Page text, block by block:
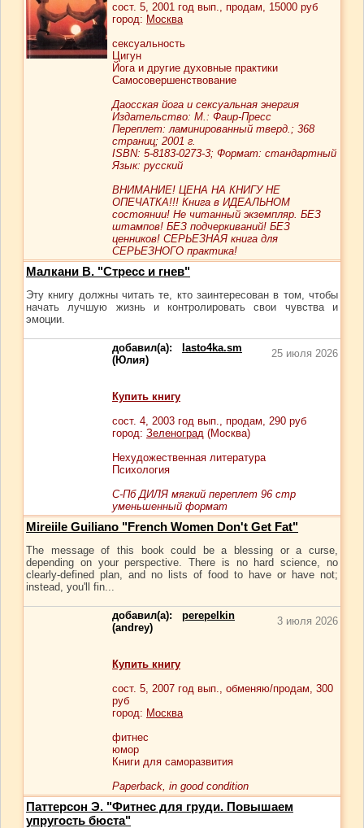
сост. 5, 2001 год вып., продам, 15000 руб
город: Москва
сексуальность
Цигун
Йога и другие духовные практики
Самосовершенствование
Даосская йога и сексуальная энергия
Издательство: М.: Фаир-Пресс
Переплет: ламинированный тверд.; 368
страниц; 2001 г.
ISBN: 5-8183-0273-3; Формат: стандартный
Язык: русский
ВНИМАНИЕ! ЦЕНА НА КНИГУ НЕ
ОПЕЧАТКА!!! Книга в ИДЕАЛЬНОМ
состоянии! Не читанный экземпляр. БЕЗ
штампов! БЕЗ подчеркиваний! БЕЗ
ценников! СЕРЬЕЗНАЯ книга для
СЕРЬЕЗНОГО практика!
Малкани В. "Стресс и гнев"
Эту книгу должны читать те, кто заинтересован в том, чтобы
начать лучшую жизнь и контролировать свои чувства и
эмоции.
добавил(а):
lasto4ka.sm
(Юлия)
25 июля 2026
Купить книгу
сост. 4, 2003 год вып., продам, 290 руб
город: Зеленоград (Москва)
Нехудожественная литература
Психология
С-Пб ДИЛЯ мягкий переплет 96 стр
уменьшенный формат
Mireiile Guiliano "French Women Don't Get Fat"
The message of this book could be a blessing or a curse,
depending on your perspective. There is no hard science, no
clearly-defined plan, and no lists of food to have or have not;
instead, you'll fin...
добавил(а): perepelkin
(andrey)
3 июля 2026
Купить книгу
сост. 5, 2007 год вып., обменяю/продам, 300
руб
город: Москва
фитнес
юмор
Книги для саморазвития
Paperback, in good condition
Паттерсон Э. "Фитнес для груди. Повышаем
упругость бюста"